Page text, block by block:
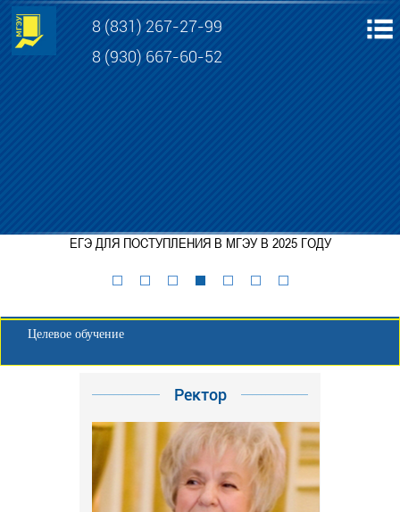
8 (831) 267-27-99
8 (930) 667-60-52
ЕГЭ ДЛЯ ПОСТУПЛЕНИЯ В МГЭУ В 2025 ГОДУ
Забронировать место
Личный кабинет для абитуриента
Целевое обучение
Ректор